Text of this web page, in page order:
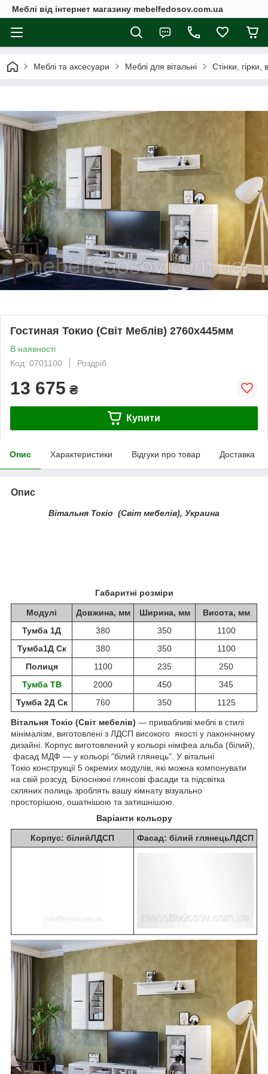
Меблі від інтернет магазину mebelfedosov.com.ua
Меблі та аксесуари Меблі для вітальні Стінки, гірки,
Гостиная Токио (Світ Меблів) 2760х445мм
В наявності
Код: 0701100
Роздріб
13 675 ₴
Купити
Опис Характеристики Відгуки про товар Доставка
Опис
Вітальня Токіо (Світ мебелів), Украина
Габаритні розміри
Модулі Довжина, мм Ширина, мм
Висота, мм
Тумба 1Д
380 350
1100
Тумба1Д Ск
380 350
1100
Полиця
1100 235
250
Тумба ТВ
2000 450
345
Тумба 2Д Ск
760 350 1125
Вітальня Токіо (Світ мебелів) — привабливі меблі в стилі
мінімалізм, виготовлені з ЛДСП високого якості у лаконічному
дизайні. Корпус виготовлений у кольорі німфеа альба (білий),
фасад МДФ — у кольорі "білий глянець". У вітальні
Токіо конструкції 5 окремих модулів, які можна компонувати
на свій розсуд. Білосніжні глянсові фасади та підсвітка
скляних полиць зроблять вашу кімнату візуально
просторішою, ошатнішою та затишнішою.
Варіанти кольору
Корпус: білийЛДСП Фасад: білий глянецьЛДСП